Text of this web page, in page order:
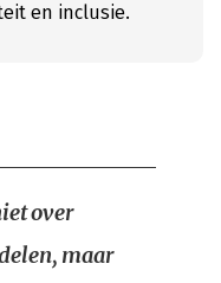
en inclusie.
over
maar